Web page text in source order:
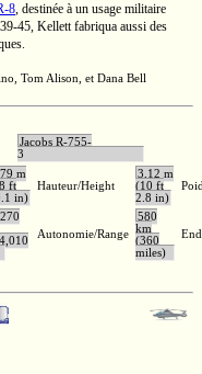
8, destinée à un usage militaire
39-45, Kellett fabriqua aussi des
Tom Alison , et Dana Bell
Jacobs R-755-
3
m
ft
in)
Hauteur/Height
3,12 m
(10 ft
2.8 in)
Autonomie/Range
580
km
(360
miles)